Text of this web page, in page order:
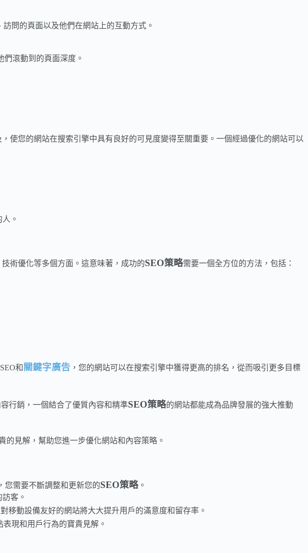
問的頁面以及他們在網站上的互動方式。
們滾動到的頁面深度。
使您的網站在搜索引擎中具有良好的可見度變得至關重要。一個經過優化的網站可以
。
技術優化等多個方面。這意味著，成功的SEO策略需要一個全方位的方法，包括：
和 關鍵字廣告 ，您的網站可以在搜索引擎中獲得更高的排名，從而吸引更多目標
行銷，一個結合了優質內容和精準SEO策略的網站都能成為品牌發展的強大推動
見解，幫助您進一步優化網站和內容策略。
您需要不斷調整和更新您的SEO策略。
客。
移動設備友好的網站將大大提升用戶的滿意度和留存率。
現和用戶行為的寶貴見解。